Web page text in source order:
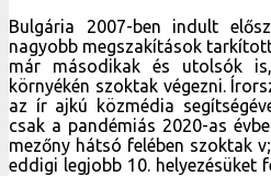
Bulgária 2007-ben indult
nagyobb megszakítások
már másodikak és utolsók
környékén szoktak végezni.
az ír ajkú közmédia
csak a pandémiás 2020-as
mezőny hátsó felében szoktak
eddigi legjobb 10. helyezésüket